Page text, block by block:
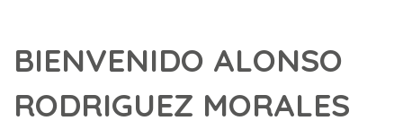
BIENVENIDO ALONSO
RODRIGUEZ MORALES